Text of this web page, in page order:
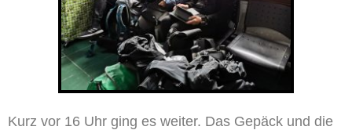
Kurz vor 16 Uhr ging es weiter. Das Gepäck und die